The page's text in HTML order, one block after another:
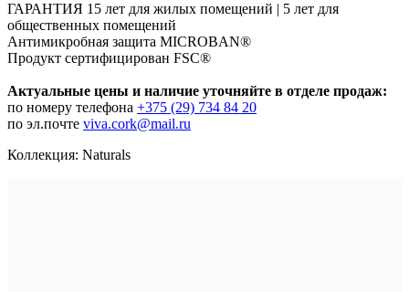
ГАРАНТИЯ 15 лет для жилых помещений | 5 лет для
общественных помещений
Антимикробная защита MICROBAN®
Продукт сертифицирован FSC®
Актуальные цены и наличие уточняйте в отделе продаж:
по номеру телефона +375 (29) 734 84 20
по эл.почте viva.cork@mail.ru
Коллекция: Naturals